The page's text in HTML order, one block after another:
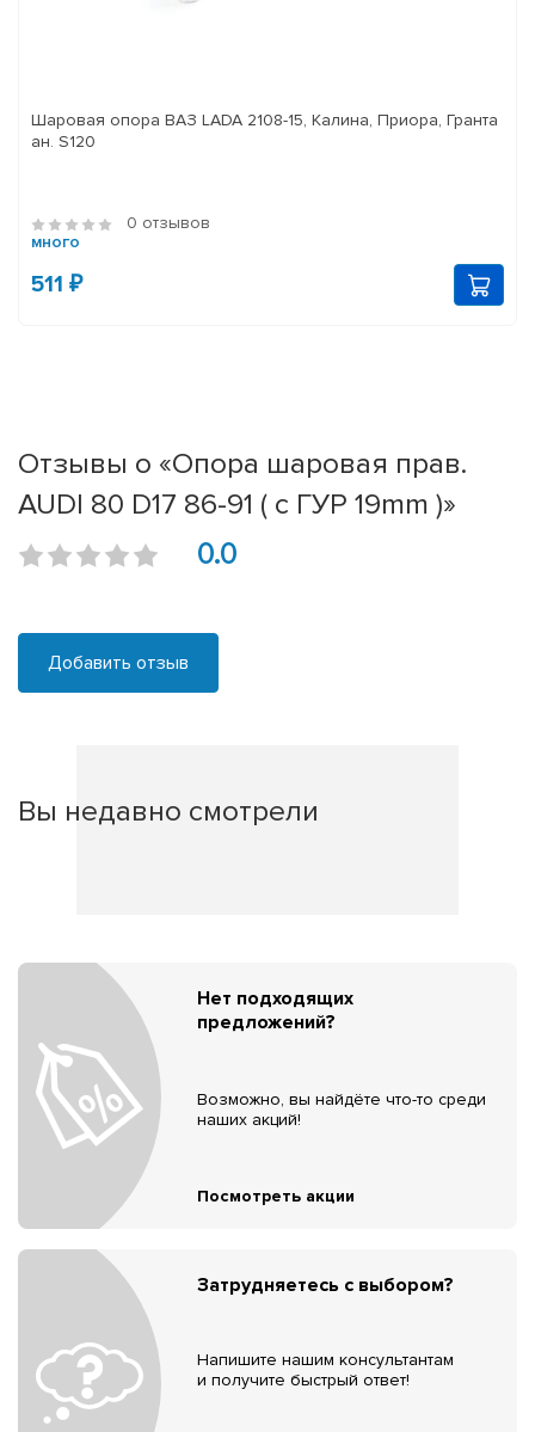
Шаровая опора ВАЗ LADA 2108-15, Калина, Приора, Гранта
ан. S120
0 отзывов
много
511 ₽
Отзывы о «Опора шаровая прав.
AUDI 80 D17 86-91 ( с ГУР 19mm )»
0.0
Добавить отзыв
Вы недавно смотрели
Нет подходящих
предложений?
Возможно, вы найдёте что-то среди
наших акций!
Посмотреть акции
Затрудняетесь с выбором?
Напишите нашим консультантам
и получите быстрый ответ!